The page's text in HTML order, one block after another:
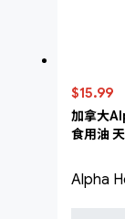
$15.99
加拿大
食用油
Alpha